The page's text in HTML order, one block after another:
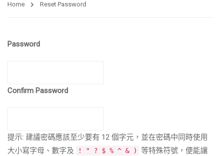
Home Reset Password
Password
Confirm Password
提示: 建議密碼應該至少要有 12 個字元，並在密碼中同時使用
大小寫字母、數字及
! " ? $ % ^ & )
等特殊符號，便能讓